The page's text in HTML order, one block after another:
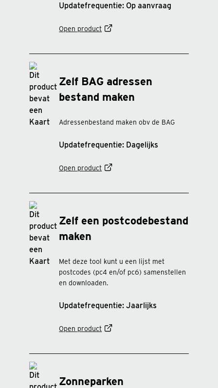
Updatefrequentie: Op aanvraag
Open product
Zelf BAG adressen
bestand maken
Adressenbestand maken obv de BAG
Updatefrequentie: Dagelijks
Open product
Zelf een postcodebestand
maken
Met deze tool kunt u een lijst met
postcodes (pc4 en/of pc6) samenstellen
en downloaden.
Updatefrequentie: Jaarlijks
Open product
Zonneparken